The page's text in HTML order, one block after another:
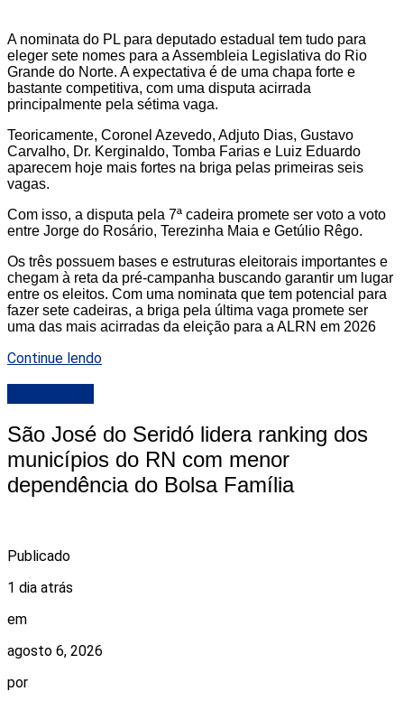
A nominata do PL para deputado estadual tem tudo para
eleger sete nomes para a Assembleia Legislativa do Rio
Grande do Norte. A expectativa é de uma chapa forte e
bastante competitiva, com uma disputa acirrada
principalmente pela sétima vaga.
Teoricamente, Coronel Azevedo, Adjuto Dias, Gustavo
Carvalho, Dr. Kerginaldo, Tomba Farias e Luiz Eduardo
aparecem hoje mais fortes na briga pelas primeiras seis
vagas.
Com isso, a disputa pela 7ª cadeira promete ser voto a voto
entre Jorge do Rosário, Terezinha Maia e Getúlio Rêgo.
Os três possuem bases e estruturas eleitorais importantes e
chegam à reta da pré-campanha buscando garantir um lugar
entre os eleitos. Com uma nominata que tem potencial para
fazer sete cadeiras, a briga pela última vaga promete ser
uma das mais acirradas da eleição para a ALRN em 2026
Continue lendo
São José do Seridó lidera ranking dos
municípios do RN com menor
dependência do Bolsa Família
Publicado
1 dia atrás
em
agosto 6, 2026
por